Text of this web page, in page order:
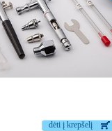
dėti į krepšelį